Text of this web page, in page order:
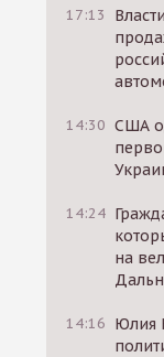
17:13
14:30 США
14:24
на
14:16 Юлия